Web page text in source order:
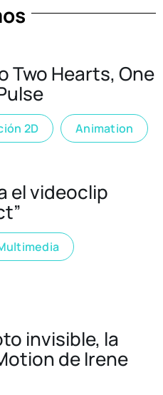
Two Hearts, One
2D Animation
el videoclip
invisible, la
de Irene